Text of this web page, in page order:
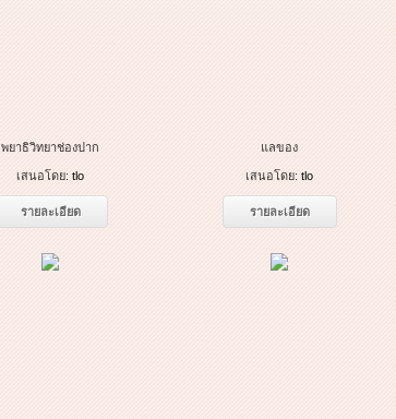
พยาธิวิทยาช่องปาก
เสนอโดย: tlo
รายละเอียด
แลของ
เสนอโดย: tlo
รายละเอียด